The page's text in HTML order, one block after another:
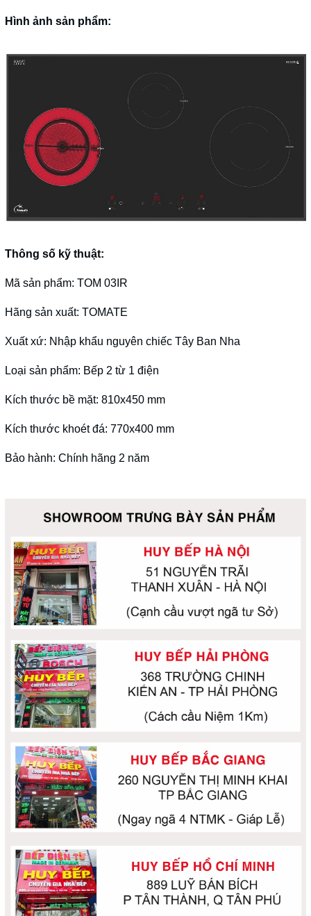
Hình ảnh sản phẩm:
Thông số kỹ thuật:
Mã sản phẩm: TOM 03IR
Hãng sản xuất: TOMATE
Xuất xứ: Nhập khẩu nguyên chiếc Tây Ban Nha
Loại sản phẩm: Bếp 2 từ 1 điện
Kích thước bề mặt: 810x450 mm
Kích thước khoét đá: 770x400 mm
Bảo hành: Chính hãng 2 năm